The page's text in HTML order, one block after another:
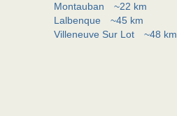
Montauban
~22 km
Lalbenque
~45 km
Villeneuve Sur Lot
~48 km